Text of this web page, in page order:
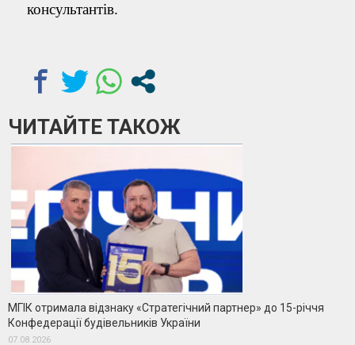
консультантів.
ЧИТАЙТЕ ТАКОЖ
МГІК отримала відзнаку «Стратегічний партнер» до 15-річчя
Конфедерації будівельників України
07.08.2026